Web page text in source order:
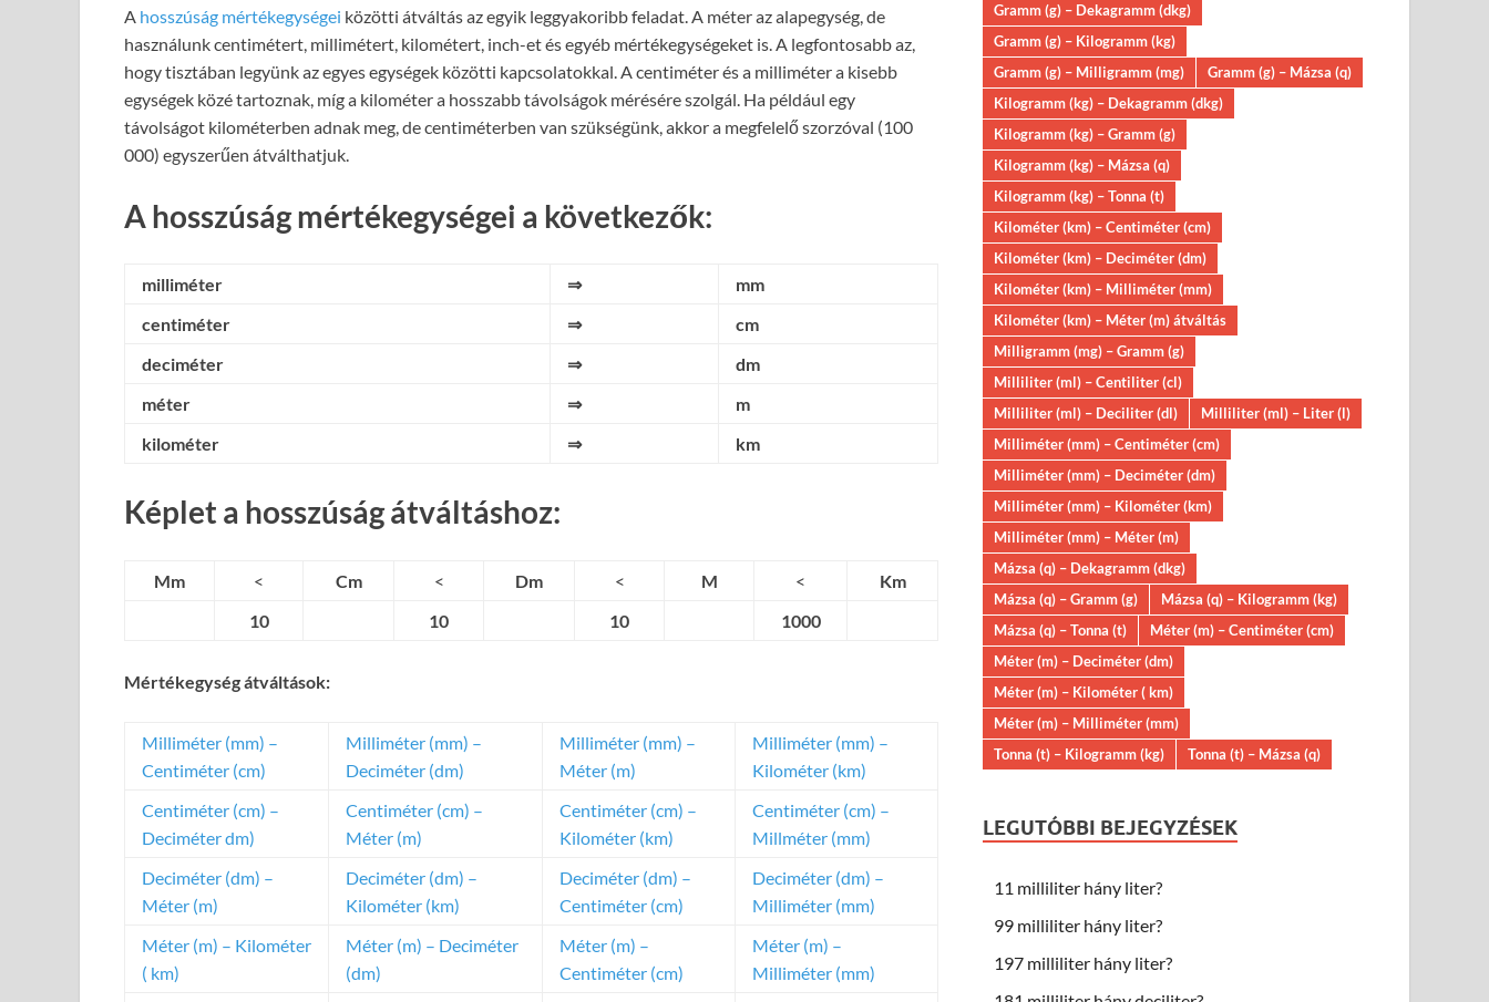
A hosszúság mértékegységei közötti átváltás az egyik leggyakoribb feladat. A méter az alapegység, de
használunk centimétert, millimétert, kilométert, inch-et és egyéb mértékegységeket is. A legfontosabb az,
hogy tisztában legyünk az egyes egységek közötti kapcsolatokkal. A centiméter és a milliméter a kisebb
egységek közé tartoznak, míg a kilométer a hosszabb távolságok mérésére szolgál. Ha például egy
távolságot kilométerben adnak meg, de centiméterben van szükségünk, akkor a megfelelő szorzóval (100
000) egyszerűen átválthatjuk.
A hosszúság mértékegységei a következők:
milliméter ⇒
mm
centiméter
⇒
cm
deciméter
⇒
dm
méter
⇒
m
kilométer
⇒ km
Képlet a hosszúság átváltáshoz:
Mm < Cm < Dm < M <
Km
10
10 10 1000
Mértékegység átváltások:
Milliméter (mm) –
Centiméter (cm)
Milliméter (mm) –
Deciméter (dm)
Milliméter (mm) –
Méter (m)
Milliméter (mm) –
Kilométer (km)
Centiméter (cm) –
Deciméter dm)
Centiméter (cm) –
Méter (m)
Centiméter (cm) –
Kilométer (km)
Centiméter (cm) –
Millméter (mm)
Deciméter (dm) –
Méter (m)
Deciméter (dm) –
Kilométer (km)
Deciméter (dm) –
Centiméter (cm)
Deciméter (dm) –
Milliméter (mm)
Méter (m) – Kilométer
( km)
Méter (m) – Deciméter
(dm)
Méter (m) –
Centiméter (cm)
Méter (m) –
Milliméter (mm)
Gramm (g) – Dekagramm (dkg)
Gramm (g) – Kilogramm (kg)
Gramm (g) – Milligramm (mg)
Gramm (g) – Mázsa (q)
Kilogramm (kg) – Dekagramm (dkg)
Kilogramm (kg) – Gramm (g)
Kilogramm (kg) – Mázsa (q)
Kilogramm (kg) – Tonna (t)
Kilométer (km) – Centiméter (cm)
Kilométer (km) – Deciméter (dm)
Kilométer (km) – Milliméter (mm)
Kilométer (km) – Méter (m) átváltás
Milligramm (mg) – Gramm (g)
Milliliter (ml) – Centiliter (cl)
Milliliter (ml) – Deciliter (dl)
Milliliter (ml) – Liter (l)
Milliméter (mm) – Centiméter (cm)
Milliméter (mm) – Deciméter (dm)
Milliméter (mm) – Kilométer (km)
Milliméter (mm) – Méter (m)
Mázsa (q) – Dekagramm (dkg)
Mázsa (q) – Gramm (g)
Mázsa (q) – Kilogramm (kg)
Mázsa (q) – Tonna (t)
Méter (m) – Centiméter (cm)
Méter (m) – Deciméter (dm)
Méter (m) – Kilométer ( km)
Méter (m) – Milliméter (mm)
Tonna (t) – Kilogramm (kg)
Tonna (t) – Mázsa (q)
LEGUTÓBBI BEJEGYZÉSEK
11 milliliter hány liter?
99 milliliter hány liter?
197 milliliter hány liter?